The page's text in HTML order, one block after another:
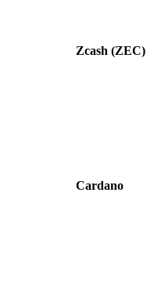
Zcash (ZEC)
Cardano